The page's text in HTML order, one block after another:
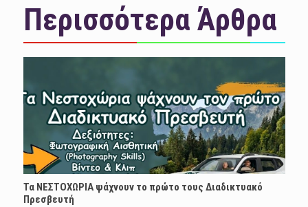
Περισσότερα Άρθρα
Τα ΝΕΣΤΟΧΩΡΙΑ ψάχνουν το πρώτο τους Διαδικτυακό
Πρεσβευτή